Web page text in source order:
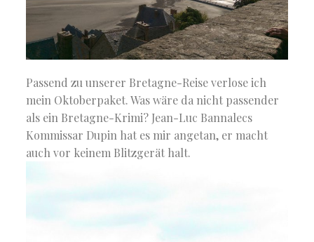
Passend zu unserer Bretagne-Reise verlose ich
mein Oktoberpaket. Was wäre da nicht passender
als ein Bretagne-Krimi? Jean-Luc Bannalecs
Kommissar Dupin hat es mir angetan, er macht
auch vor keinem Blitzgerät halt.